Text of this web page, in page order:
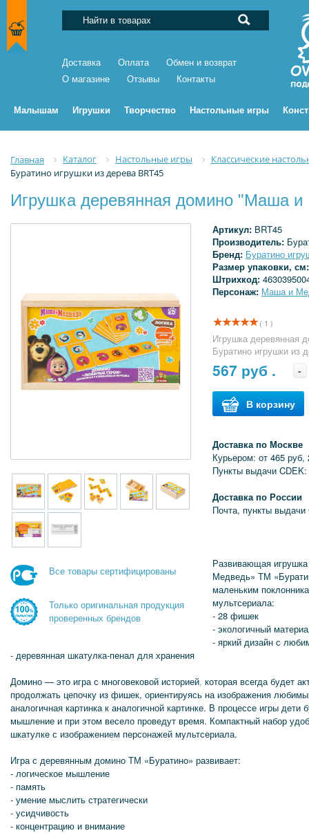
Доставка Оплата
Обмен и возврат
О магазине
Отзывы Контакты
Малышам Игрушки Творчество Настольные игры
Главная Каталог Настольные игры
Классические
Буратино игрушки из дерева BRT45
Игрушка деревянная домино "Маша и
Все товары сертифицированы
Только оригинальная продукция
проверенных брендов
Артикул: BRT45
Производитель:
Бренд: Буратино
Размер упаковки,
Штрихкод:
Персонаж: Маша и
( 1 )
Игрушка деревянная
Буратино игрушки из
567 руб . -
В корзину
Доставка по Москве
Курьером: от 465 руб,
Пункты выдачи
Доставка по России
Почта, пункты выдачи
Развивающая
Медведь» ТМ
маленьким
мультсериала:
- 28 фишек
- экологичный
- яркий дизайн с
- деревянная шкатулка-пенал для хранения
Домино — это игра с многовековой историей, которая всегда будет
продолжать цепочку из фишек, ориентируясь на изображения
аналогичная картинка к аналогичной картинке. В процессе игры дети
мышление и при этом весело проведут время. Компактный набор
шкатулке с изображением персонажей мультсериала.
Игра с деревянным домино ТМ «Буратино» развивает:
- логическое мышление
- память
- умение мыслить стратегически
- усидчивость
- концентрацию и внимание